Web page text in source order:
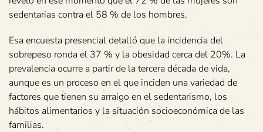
sedentarias contra el 58 % de los hombres.
Esa encuesta presencial detalló que la incidencia del
sobrepeso ronda el 37 % y la obesidad cerca del 20%. La
prevalencia ocurre a partir de la tercera década de vida,
aunque es un proceso en el que inciden una variedad de
factores que tienen su arraigo en el sedentarismo, los
hábitos alimentarios y la situación socioeconómica de las
familias.